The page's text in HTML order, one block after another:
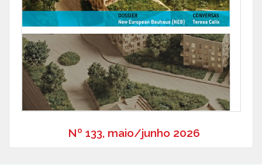
Nº 133, maio/junho 2026